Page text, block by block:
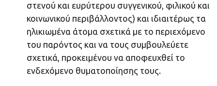
στενού και ευρύτερου συγγενικού, φιλικού και
κοινωνικού περιβάλλοντος) και ιδιαιτέρως τα
ηλικιωμένα άτομα σχετικά με το περιεχόμενο
του παρόντος και να τους συμβουλεύετε
σχετικά, προκειμένου να αποφευχθεί το
ενδεχόμενο θυματοποίησης τους.